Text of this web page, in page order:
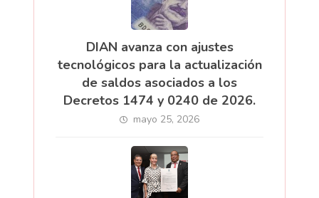
DIAN avanza con ajustes
tecnológicos para la actualización
de saldos asociados a los
Decretos 1474 y 0240 de 2026.
mayo 25, 2026